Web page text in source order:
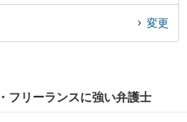
変更
フリーランスに強い弁護士